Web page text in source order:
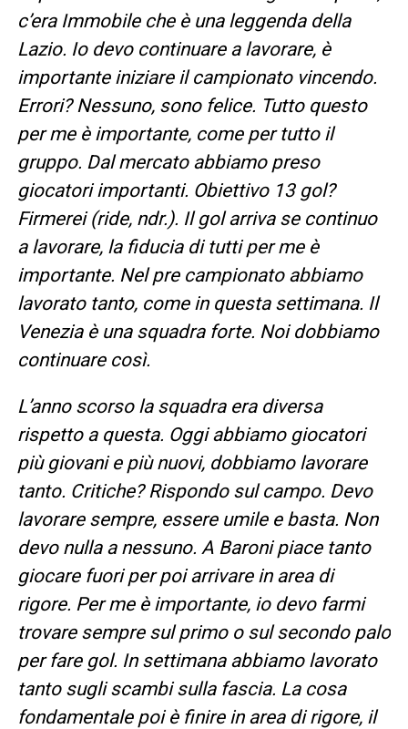
c’era Immobile che è una leggenda della
Lazio. Io devo continuare a lavorare, è
importante iniziare il campionato vincendo.
Errori? Nessuno, sono felice. Tutto questo
per me è importante, come per tutto il
gruppo. Dal mercato abbiamo preso
giocatori importanti. Obiettivo 13 gol?
Firmerei (ride, ndr.). Il gol arriva se continuo
a lavorare, la fiducia di tutti per me è
importante. Nel pre campionato abbiamo
lavorato tanto, come in questa settimana. Il
Venezia è una squadra forte. Noi dobbiamo
continuare così.
L’anno scorso la squadra era diversa
rispetto a questa. Oggi abbiamo giocatori
più giovani e più nuovi, dobbiamo lavorare
tanto. Critiche? Rispondo sul campo. Devo
lavorare sempre, essere umile e basta. Non
devo nulla a nessuno. A Baroni piace tanto
giocare fuori per poi arrivare in area di
rigore. Per me è importante, io devo farmi
trovare sempre sul primo o sul secondo palo
per fare gol. In settimana abbiamo lavorato
tanto sugli scambi sulla fascia. La cosa
fondamentale poi è finire in area di rigore, il